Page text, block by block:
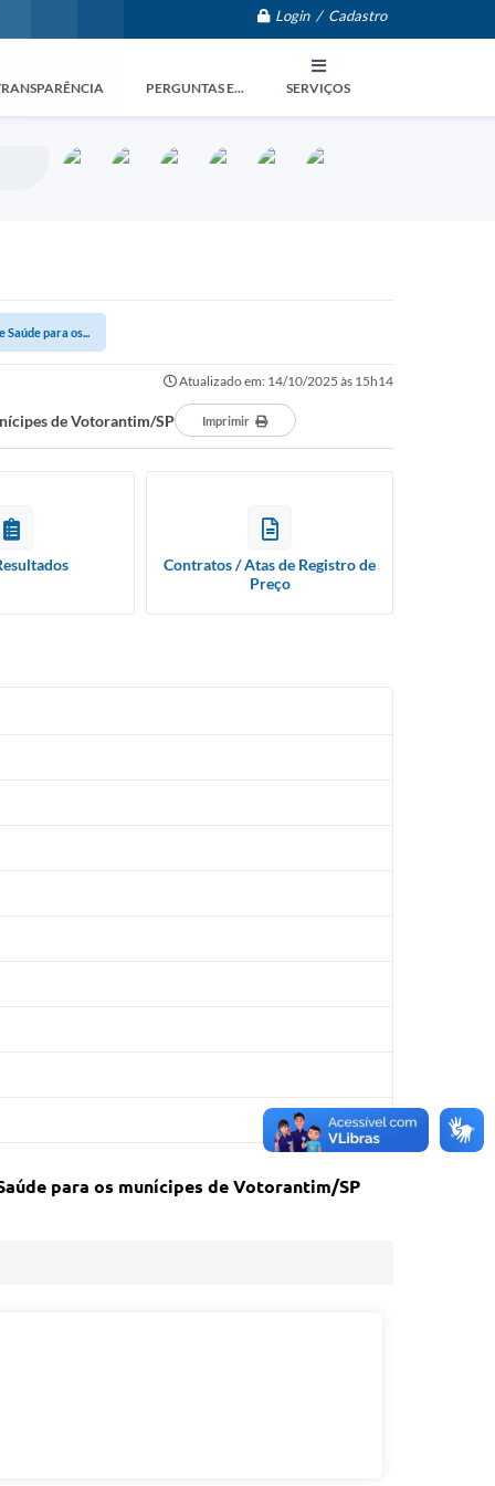
Login / Cadastro
PERGUNTAS E... SERVIÇOS
para os...
Atualizado em: 14/10/2025 às 15h14
de Votorantim/SP Imprimir
Contratos / Atas de Registro de
Preço
para os munícipes de Votorantim/SP